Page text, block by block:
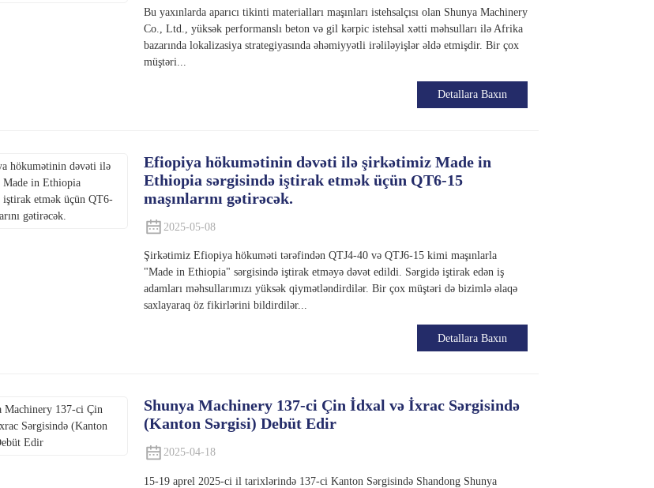
Bu yaxınlarda aparıcı tikinti materialları maşınları istehsalçısı olan Shunya Machinery
Co., Ltd., yüksək performanslı beton və gil kərpic istehsal xətti məhsulları ilə Afrika
bazarında lokalizasiya strategiyasında əhəmiyyətli irəliləyişlər əldə etmişdir. Bir çox
müştəri...
Detallara Baxın
Efiopiya hökumətinin dəvəti ilə şirkətimiz Made in
Ethiopia sərgisində iştirak etmək üçün QT6-15
maşınlarını gətirəcək.
2025-05-08
Şirkətimiz Efiopiya hökuməti tərəfindən QTJ4-40 və QTJ6-15 kimi maşınlarla
"Made in Ethiopia" sərgisində iştirak etməyə dəvət edildi. Sərgidə iştirak edən iş
adamları məhsullarımızı yüksək qiymətləndirdilər. Bir çox müştəri də bizimlə əlaqə
saxlayaraq öz fikirlərini bildirdilər...
Detallara Baxın
Shunya Machinery 137-ci Çin İdxal və İxrac Sərgisində
(Kanton Sərgisi) Debüt Edir
2025-04-18
15-19 aprel 2025-ci il tarixlərində 137-ci Kanton Sərgisində Shandong Shunya